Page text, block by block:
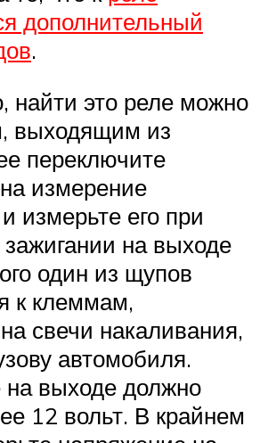
дополнительный
.
найти это реле можно
выходящим из
переключите
измерение
измерьте его при
на выходе
один из щупов
к клеммам,
свечи накаливания,
автомобиля.
выходе должно
12 вольт. В крайнем